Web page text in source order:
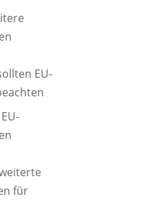
EU-
für